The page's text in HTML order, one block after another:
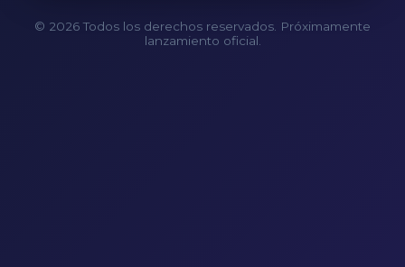
© 2026 Todos los derechos reservados. Próximamente
lanzamiento oficial.